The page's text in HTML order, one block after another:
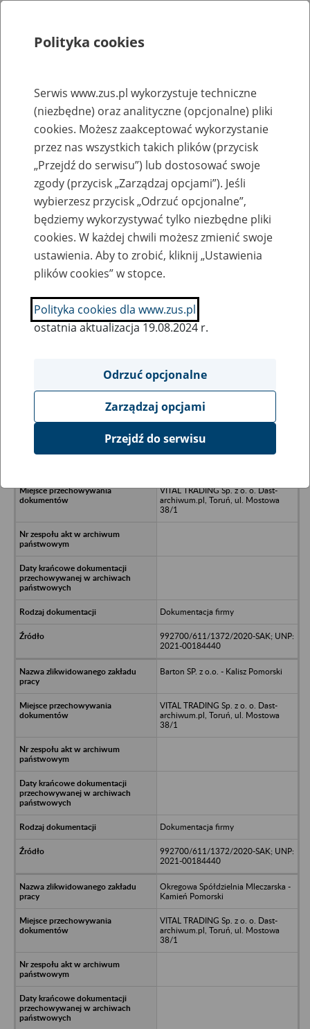
Rejestry, ewidencje i archiwa
Baza zlikwidowanych lub
przekształconych zakładów pracy
Nazwa zakładu pracy:
SZUKAJ
Ukryj wszystkie pozycje bazy
PPUH PREFABEX Spółka z o.o. -
VITAL TRADING Sp. z o. o. Dast-
archiwum.pl, Toruń, ul. Mostowa
38/1
Dokumentacja firmy
992700/611/1372/2020-SAK; UNP:
2021-00184440
Barton SP. z o.o. - Kalisz Pomorski
VITAL TRADING Sp. z o. o. Dast-
archiwum.pl, Toruń, ul. Mostowa
38/1
Dokumentacja firmy
992700/611/1372/2020-SAK; UNP:
2021-00184440
Okregowa Spółdzielnia Mleczarska -
Kamień Pomorski
VITAL TRADING Sp. z o. o. Dast-
archiwum.pl, Toruń, ul. Mostowa
38/1
Polityka cookies
Serwis www.zus.pl wykorzystuje techniczne
(niezbędne) oraz analityczne (opcjonalne) pliki
cookies. Możesz zaakceptować wykorzystanie
przez nas wszystkich takich plików (przycisk
„Przejdź do serwisu”) lub dostosować swoje
zgody (przycisk „Zarządzaj opcjami”). Jeśli
wybierzesz przycisk „Odrzuć opcjonalne”,
będziemy wykorzystywać tylko niezbędne pliki
cookies. W każdej chwili możesz zmienić swoje
ustawienia. Aby to zrobić, kliknij „Ustawienia
plików cookies” w stopce.
Polityka cookies dla www.zus.pl
ostatnia aktualizacja 19.08.2024 r.
Odrzuć opcjonalne
Zarządzaj opcjami
Przejdź do serwisu